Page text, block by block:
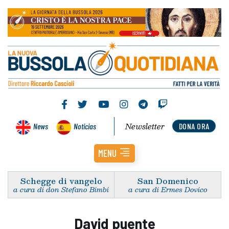
News Noticias DONA ORA
Newsletter
MENU
Schegge di vangelo
a cura di don Stefano Bimbi
San Domenico
a cura di Ermes Dovico
David puente